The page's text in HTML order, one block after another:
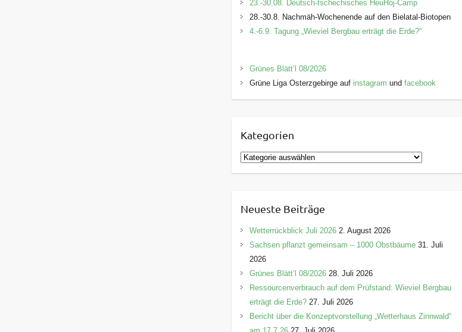
23.-30.08. Deutsch-tschechisches HeuHoj-Camp
28.-30.8. Nachmäh-Wochenende auf den Bielatal-Biotopen
4.-6.9. Tagung „Wieviel Bergbau erträgt die Erde?“
Grünes Blätt’l 08/2026
Grüne Liga Osterzgebirge auf instagram und facebook
Kategorien
K
a
g
o
r
e
n
Neueste Beiträge
Wetterrückblick Juli 2026 2. August 2026
Sachsen pflanzt gemeinsam – 1000 Obstbäume 31. Juli
2026
Grünes Blätt’l 08/2026 28. Juli 2026
Ressourcenverbrauch auf dem Prüfstand: Wieviel Bergbau
erträgt die Erde? 27. Juli 2026
Bericht über die Konzeptvorstellung „Wetterhaus Zinnwald“